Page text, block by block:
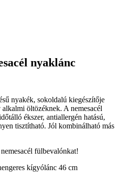
nyaklánc
nyakék, sokoldalú kiegészítője
öltözéknek. A nemesacél
ékszer, antiallergén hatású,
tisztítható. Jól kombinálható más
fülbevalónkat!
kígyólánc 46 cm